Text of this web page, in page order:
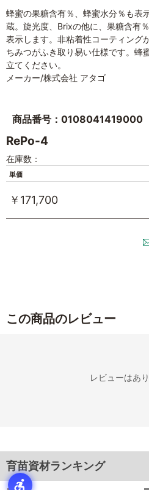
蜂蜜の果糖含有％、蜂蜜水分％も表
蔵。旋光度、Brixの他に、果糖含有
表示します。非粘着性コーティング
ちみつがふき取り易い仕様です。蜂
立てください。
メーカー/株式会社 アタゴ
商品番号：0108041419000
RePo-4
在庫数：
単価
￥171,700
この商品のレビュー
レビューはあ
育苗資材ランキング